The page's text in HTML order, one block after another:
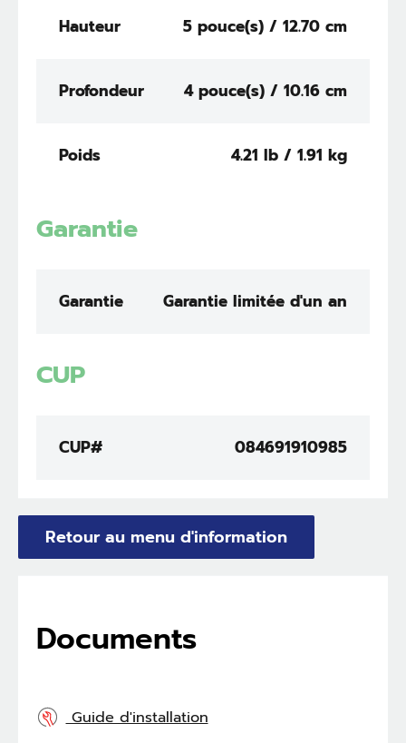
Hauteur 5 pouce(s) / 12.70 cm
Profondeur 4 pouce(s) / 10.16 cm
Poids 4.21 lb / 1.91 kg
Garantie
Garantie Garantie limitée d'un an
CUP
CUP# 084691910985
Retour au menu d'information
Documents
Guide d'installation